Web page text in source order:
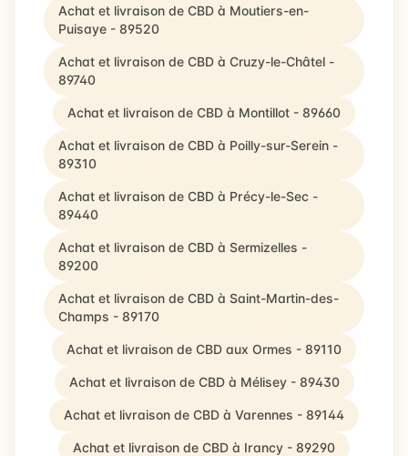
Achat et livraison de CBD à Moutiers-en-
Puisaye - 89520
Achat et livraison de CBD à Cruzy-le-Châtel -
89740
Achat et livraison de CBD à Montillot - 89660
Achat et livraison de CBD à Poilly-sur-Serein -
89310
Achat et livraison de CBD à Précy-le-Sec -
89440
Achat et livraison de CBD à Sermizelles -
89200
Achat et livraison de CBD à Saint-Martin-des-
Champs - 89170
Achat et livraison de CBD aux Ormes - 89110
Achat et livraison de CBD à Mélisey - 89430
Achat et livraison de CBD à Varennes - 89144
Achat et livraison de CBD à Irancy - 89290